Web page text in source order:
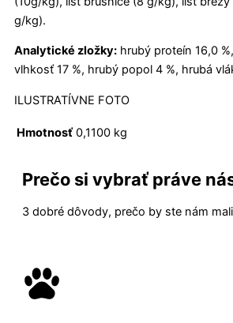
g/kg).
Analytické zložky: hrubý proteín 16,0
vlhkosť 17 %, hrubý popol 4 %, hrubá
ILUSTRATÍVNE FOTO
Hmotnosť 0,1100 kg
Prečo si vybrať práve
3 dobré dôvody, prečo by ste nám